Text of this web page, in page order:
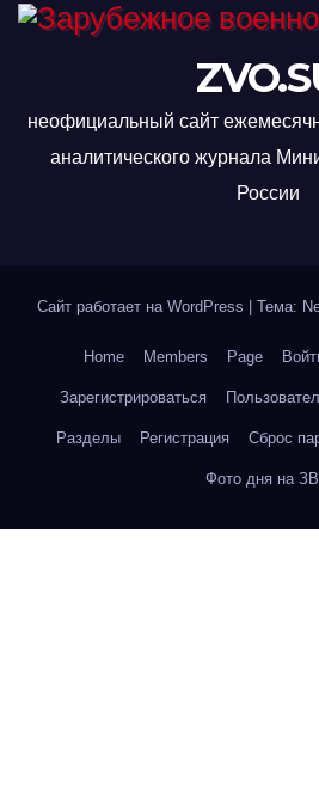
неофициальный сайт
аналитического журнала
России
Сайт работает на WordPress Тема:
Home Members Page
Зарегистрироваться
Разделы Регистрация Сброс
Фото дня на